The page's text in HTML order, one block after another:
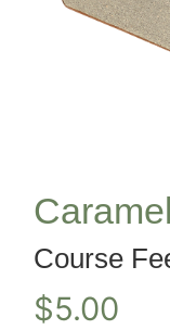
Caramel
Course
$5.00